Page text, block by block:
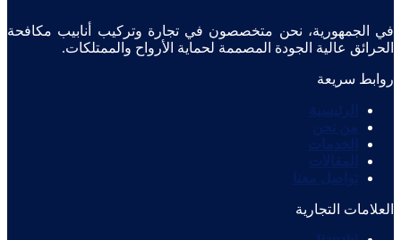
في الجمهورية، نحن متخصصون في تجارة وتركيب أنابيب مكافحة
الحرائق عالية الجودة المصممة لحماية الأرواح والممتلكات.
روابط سريعة
العلامات التجارية